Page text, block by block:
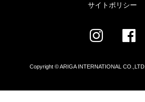
サイトポリシー
Copyright © ARIGA INTERNATIONAL CO.,LTD.